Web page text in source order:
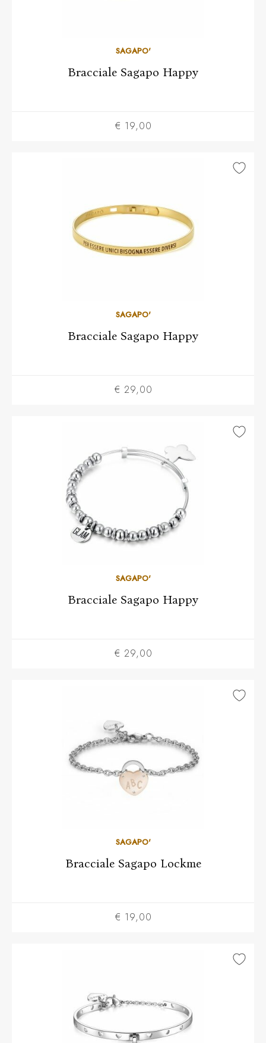
SAGAPO'
Bracciale Sagapo Happy
€ 19,00
SAGAPO'
Bracciale Sagapo Happy
€ 29,00
SAGAPO'
Bracciale Sagapo Happy
€ 29,00
SAGAPO'
Bracciale Sagapo Lockme
€ 19,00